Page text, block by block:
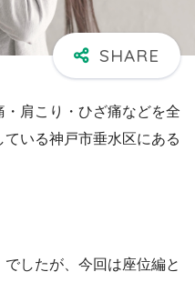
・肩こり・ひざ痛などを全
いる神戸市垂水区にある
したが、今回は座位編と